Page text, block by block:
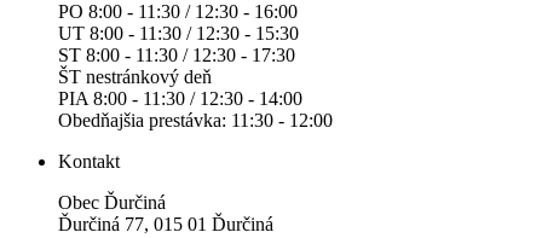
PO 8:00 - 11:30 / 12:30 - 16:00
UT 8:00 - 11:30 / 12:30 - 15:30
ST 8:00 - 11:30 / 12:30 - 17:30
ŠT nestránkový deň
PIA 8:00 - 11:30 / 12:30 - 14:00
Obedňajšia prestávka: 11:30 - 12:00
Kontakt
Obec Ďurčiná
Ďurčiná 77, 015 01 Ďurčiná